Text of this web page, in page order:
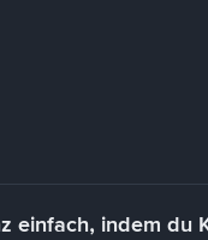
einfach, indem du